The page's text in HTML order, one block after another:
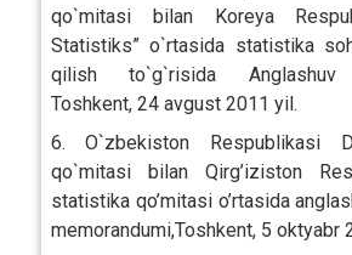
qo`mitasi bilan Koreya
Statistiks” o`rtasida statistika
qilish to`g`risida Anglashuv
Toshkent, 24 avgust 2011 yil.
6. O`zbekiston Respublikasi
qo`mitasi bilan Qirg’iziston
statistika qo’mitasi o’rtasida
memorandumi,Toshkent, 5 oktyabr